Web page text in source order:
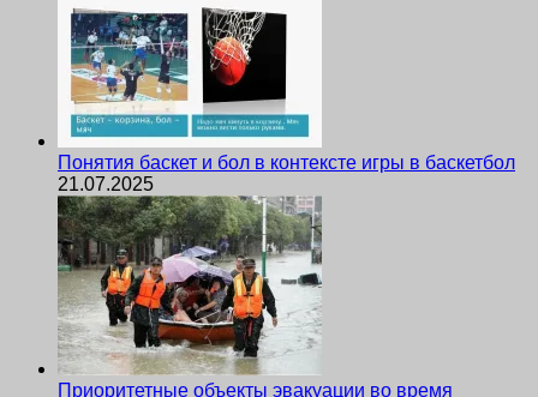
Понятия баскет и бол в контексте игры в баскетбол
21.07.2025
Приоритетные объекты эвакуации во время